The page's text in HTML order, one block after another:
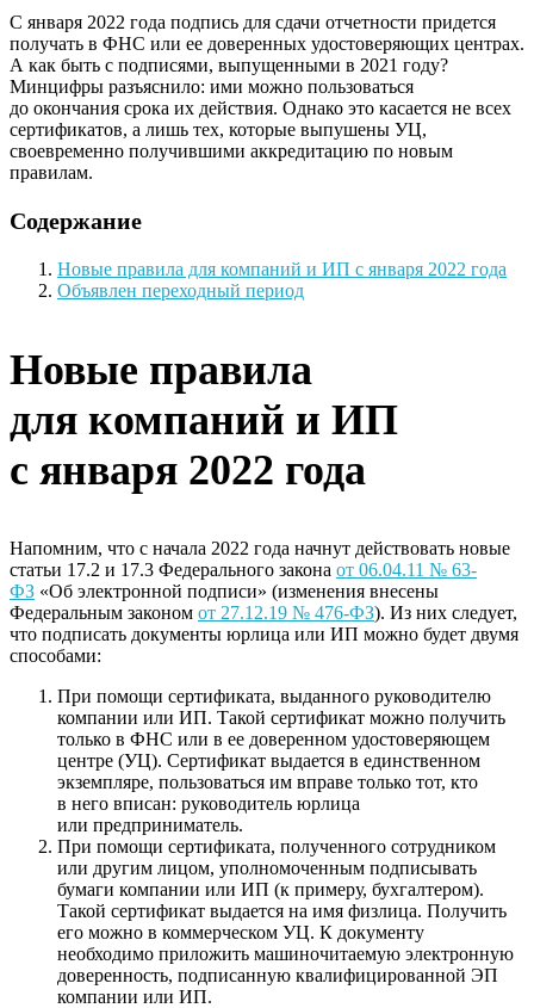
С января 2022 года подпись для сдачи отчетности придется
получать в ФНС или ее доверенных удостоверяющих центрах.
А как быть с подписями, выпущенными в 2021 году?
Минцифры разъяснило: ими можно пользоваться
до окончания срока их действия. Однако это касается не всех
сертификатов, а лишь тех, которые выпушены УЦ,
своевременно получившими аккредитацию по новым
правилам.
Содержание
Новые правила для компаний и ИП с января 2022 года
Объявлен переходный период
Новые правила
для компаний и ИП
с января 2022 года
Напомним, что с начала 2022 года начнут действовать новые
статьи 17.2 и 17.3 Федерального закона от 06.04.11 № 63-
ФЗ «Об электронной подписи» (изменения внесены
Федеральным законом от 27.12.19 № 476-ФЗ). Из них следует,
что подписать документы юрлица или ИП можно будет двумя
способами:
При помощи сертификата, выданного руководителю
компании или ИП. Такой сертификат можно получить
только в ФНС или в ее доверенном удостоверяющем
центре (УЦ). Сертификат выдается в единственном
экземпляре, пользоваться им вправе только тот, кто
в него вписан: руководитель юрлица
или предприниматель.
При помощи сертификата, полученного сотрудником
или другим лицом, уполномоченным подписывать
бумаги компании или ИП (к примеру, бухгалтером).
Такой сертификат выдается на имя физлица. Получить
его можно в коммерческом УЦ. К документу
необходимо приложить машиночитаемую электронную
доверенность, подписанную квалифицированной ЭП
компании или ИП.